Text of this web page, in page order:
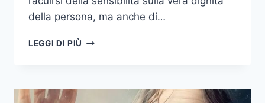
della persona, ma anche di…
LEGGI DI PIÙ